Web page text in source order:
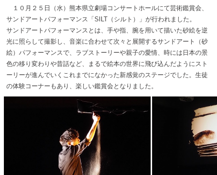
１０月２５日（水）熊本県立劇場コンサートホールにて芸術鑑賞会、
サンドアートパフォーマンス「SILT（シルト）」が行われました。
サンドアートパフォーマンスとは、手や指、腕を用いて描いた砂絵を逆
光に照らして撮影し、音楽に合わせて次々と展開するサンドアート（砂
絵）パフォーマンスで、ラブストーリーや親子の愛情、時には日本の景
色の移り変わりや昔話など、まるで絵本の世界に飛び込んだようにスト
ーリーが進んでいくこれまでになかった新感覚のステージでした。生徒
の体験コーナーもあり、楽しい鑑賞会となりました。